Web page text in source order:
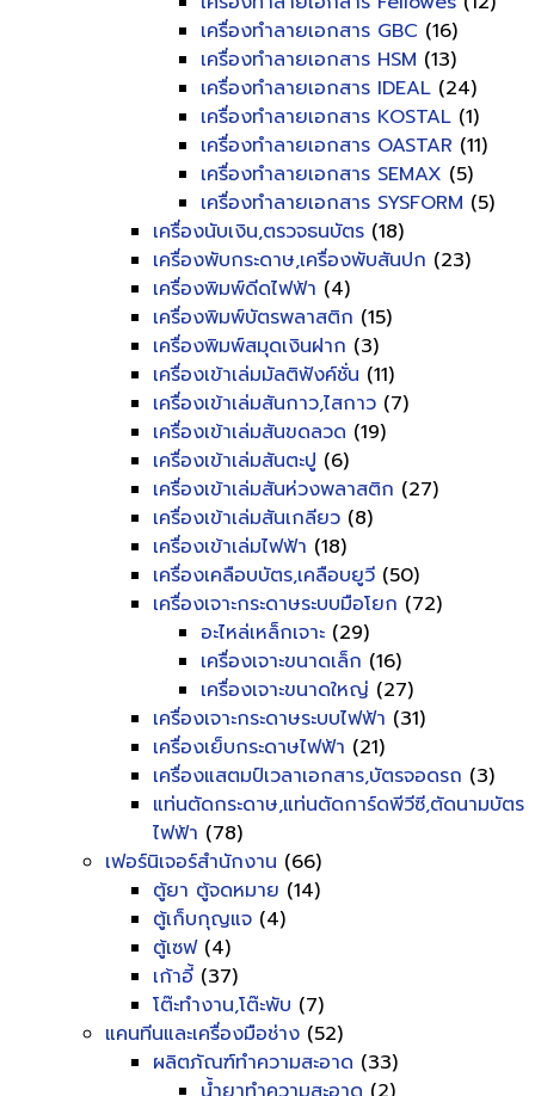
เครื่องทำลายเอกสาร GBC (16)
เครื่องทำลายเอกสาร HSM (13)
เครื่องทำลายเอกสาร IDEAL (24)
เครื่องทำลายเอกสาร KOSTAL (1)
เครื่องทำลายเอกสาร OASTAR (11)
เครื่องทำลายเอกสาร SEMAX (5)
เครื่องทำลายเอกสาร SYSFORM (5)
เครื่องนับเงิน,ตรวจธนบัตร (18)
เครื่องพับกระดาษ,เครื่องพับสันปก (23)
เครื่องพิมพ์ดีดไฟฟ้า (4)
เครื่องพิมพ์บัตรพลาสติก (15)
เครื่องพิมพ์สมุดเงินฝาก (3)
เครื่องเข้าเล่มมัลติฟังค์ชั่น (11)
เครื่องเข้าเล่มสันกาว,ไสกาว (7)
เครื่องเข้าเล่มสันขดลวด (19)
เครื่องเข้าเล่มสันตะปู (6)
เครื่องเข้าเล่มสันห่วงพลาสติก (27)
เครื่องเข้าเล่มสันเกลียว (8)
เครื่องเข้าเล่มไฟฟ้า (18)
เครื่องเคลือบบัตร,เคลือบยูวี (50)
เครื่องเจาะกระดาษระบบมือโยก (72)
อะไหล่เหล็กเจาะ (29)
เครื่องเจาะขนาดเล็ก (16)
เครื่องเจาะขนาดใหญ่ (27)
เครื่องเจาะกระดาษระบบไฟฟ้า (31)
เครื่องเย็บกระดาษไฟฟ้า (21)
เครื่องแสตมป์เวลาเอกสาร,บัตรจอดรถ (3)
แท่นตัดกระดาษ,แท่นตัดการ์ดพีวีซี,ตัดนามบัตร
ไฟฟ้า (78)
เฟอร์นิเจอร์สำนักงาน (66)
ตู้ยา ตู้จดหมาย (14)
ตู้เก็บกุญแจ (4)
ตู้เซฟ(4)
เก้าอี้ (37)
โต๊ะทำงาน,โต๊ะพับ (7)
แคนทีนและเครื่องมือช่าง (52)
ผลิตภัณฑ์ทำความสะอาด (33)